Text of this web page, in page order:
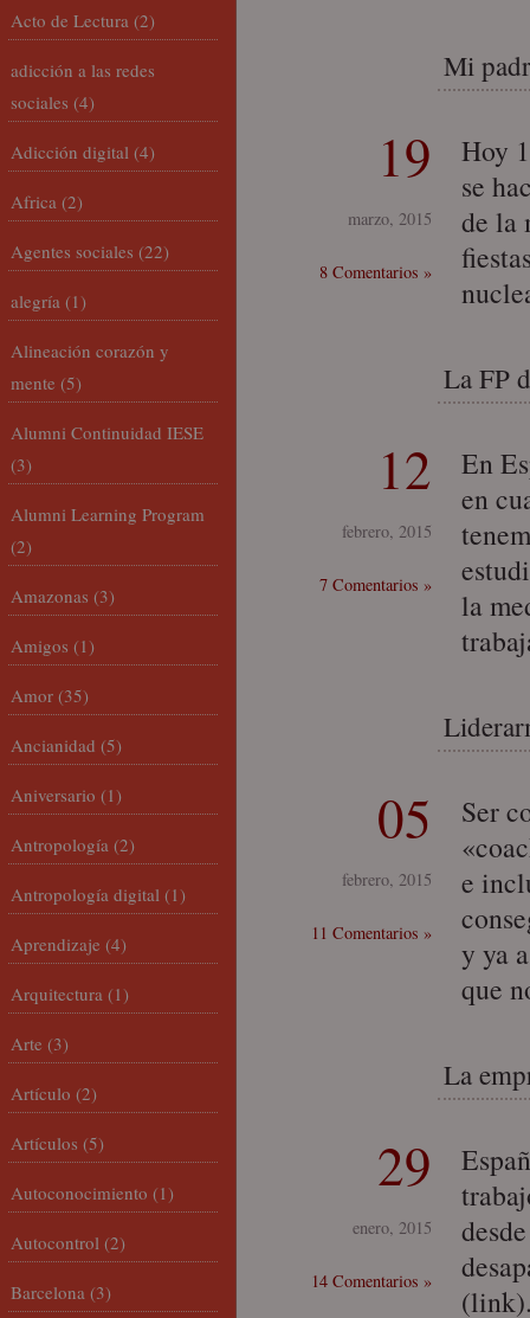
Mi
19
marzo, 2015
8 Comentarios »
Hoy
se
de la
La FP
12
febrero, 2015
7 Comentarios »
En
en
la
05
febrero, 2015
11 Comentarios »
Ser
e
y ya
que
La
29
enero, 2015
14 Comentarios »
Acto de Lectura (2)
adicción a las redes
sociales (4)
Adicción digital (4)
Africa (2)
Agentes sociales (22)
alegría (1)
Alineación corazón y
mente (5)
Alumni Continuidad IESE
(3)
Alumni Learning Program
(2)
Amazonas (3)
Amigos (1)
Amor (35)
Ancianidad (5)
Aniversario (1)
Antropología (2)
Antropología digital (1)
Aprendizaje (4)
Arquitectura (1)
Arte (3)
Artículo (2)
Artículos (5)
Autoconocimiento (1)
Autocontrol (2)
Barcelona (3)